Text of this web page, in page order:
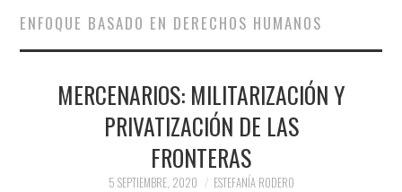
HACER BOSQUE (SALA DE
PRENSA Y
COLABORACIONES)
ENFOQUE BASADO EN DERECHOS HUMANOS
MERCENARIOS: MILITARIZACIÓN Y
PRIVATIZACIÓN DE LAS
FRONTERAS
5 SEPTIEMBRE, 2020 ESTEFANÍA RODERO